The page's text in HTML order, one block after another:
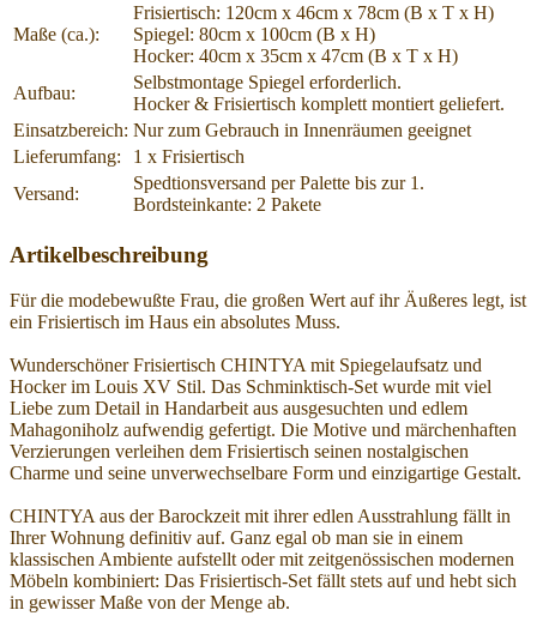
Maße (ca.):
Frisiertisch: 120cm x 46cm x 78cm (B x T x H)
Spiegel: 80cm x 100cm (B x H)
Hocker: 40cm x 35cm x 47cm (B x T x H)
Aufbau:
Selbstmontage Spiegel erforderlich.
Hocker & Frisiertisch komplett montiert geliefert.
Einsatzbereich: Nur zum Gebrauch in Innenräumen geeignet
Lieferumfang:
1 x Frisiertisch
Versand:
Spedtionsversand per Palette bis zur 1.
Bordsteinkante: 2 Pakete
Artikelbeschreibung
Für die modebewußte Frau, die großen Wert auf ihr Äußeres legt, ist
ein Frisiertisch im Haus ein absolutes Muss.
Wunderschöner Frisiertisch CHINTYA mit Spiegelaufsatz und
Hocker im Louis XV Stil. Das Schminktisch-Set wurde mit viel
Liebe zum Detail in Handarbeit aus ausgesuchten und edlem
Mahagoniholz aufwendig gefertigt. Die Motive und märchenhaften
Verzierungen verleihen dem Frisiertisch seinen nostalgischen
Charme und seine unverwechselbare Form und einzigartige Gestalt.
CHINTYA aus der Barockzeit mit ihrer edlen Ausstrahlung fällt in
Ihrer Wohnung definitiv auf. Ganz egal ob man sie in einem
klassischen Ambiente aufstellt oder mit zeitgenössischen modernen
Möbeln kombiniert: Das Frisiertisch-Set fällt stets auf und hebt sich
in gewisser Maße von der Menge ab.